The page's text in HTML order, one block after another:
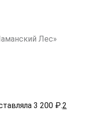
Лес»
3 200 ₽.2